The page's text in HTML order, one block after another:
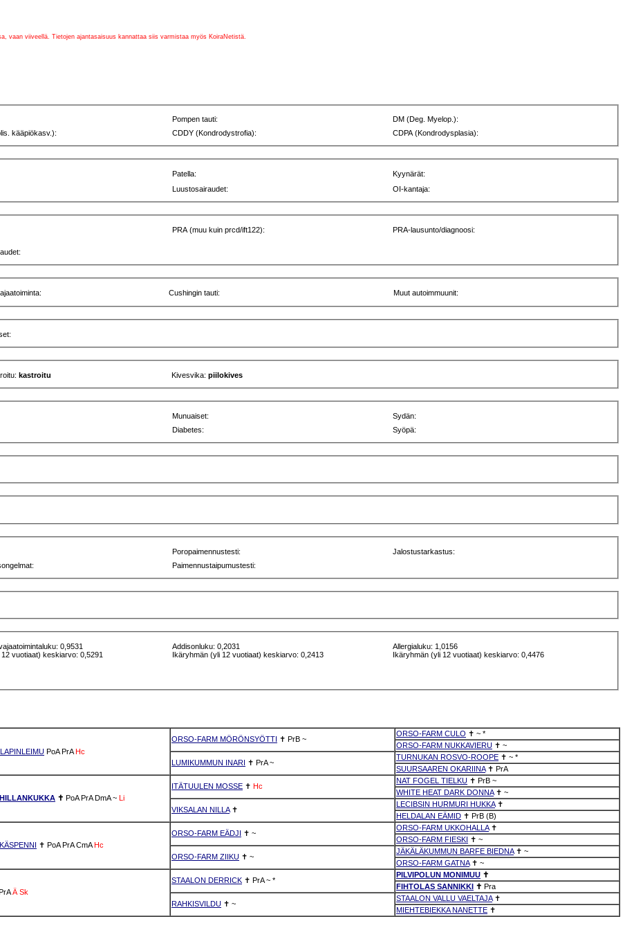
vaan viiveellä. Tietojen ajantasaisuus kannattaa siis varmistaa myös KoiraNetistä.
Pompen tauti:
DM (Deg. Myelop.):
kääpiökasv.): CDDY (Kondrodystrofia): CDPA (Kondrodysplasia):
Patella:
Kyynärät:
Luustosairaudet: OI-kantaja:
PRA (muu kuin prcd/ift122): PRA-lausunto/diagnoosi:
Cushingin tauti: Muut autoimmuunit:
kastroitu Kivesvika:piilokives
Munuaiset:
Sydän:
Diabetes: Syöpä:
Poropaimennustesti:
Jalostustarkastus:
Paimennustaipumustesti:
0,9531
12 vuotiaat) keskiarvo: 0,5291
Addisonluku: 0,2031
Ikäryhmän (yli 12 vuotiaat) keskiarvo: 0,2413
Allergialuku: 1,0156
Ikäryhmän (yli 12 vuotiaat) keskiarvo: 0,4476
PoA PrA Hc
ORSO-FARM MÖRÖNSYÖTTI ✝ PrB ~
ORSO-FARM CULO ✝ ~ *
ORSO-FARM NUKKAVIERU ✝ ~
LUMIKUMMUN INARI ✝ PrA ~
TURNUKAN ROSVO-ROOPE ✝ ~ *
SUURSAAREN OKARIINA✝ PrA
✝ PoA PrA DmA ~ Li
ITÄTUULEN MOSSE ✝ Hc
NAT FOGEL TIELKU ✝ PrB ~
WHITE HEAT DARK DONNA✝ ~
VIKSALAN NILLA✝
LECIBSIN HURMURI HUKKA✝
HELDALAN EÄMID ✝ PrB (B)
✝ PoA PrA CmA Hc
ORSO-FARM EÄDJI ✝ ~
ORSO-FARM UKKOHALLA✝
ORSO-FARM FIESKI ✝ ~
ORSO-FARM ZIIKU ✝ ~
JÄKÄLÄKUMMUN BARFE BIEDNA✝ ~
ORSO-FARM GATNA✝ ~
Ä Sk
STAALON DERRICK ✝ PrA ~ *
PILVIPOLUN MONIMUU ✝
FIHTOLAS SANNIKKI ✝ Pra
RAHKISVILDU ✝ ~
STAALON VALLU VAELTAJA✝
MIEHTEBIEKKA NANETTE ✝